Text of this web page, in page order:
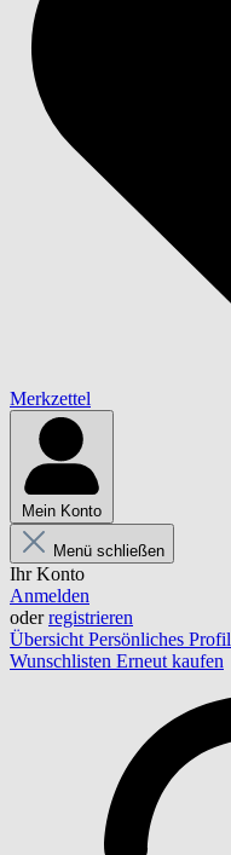
Merkzettel
Mein Konto
Menü schließen
Ihr Konto
Anmelden
oderregistrieren
Übersicht Persönliches Profil
Wunschlisten Erneut kaufen